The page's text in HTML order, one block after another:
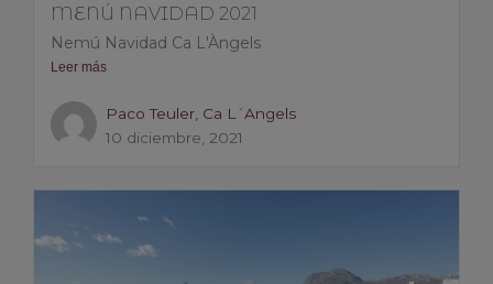
MENÚ NAVIDAD 2021
Nemú Navidad Ca L'Àngels
Leer más
Paco Teuler, Ca L´Angels
10 diciembre, 2021